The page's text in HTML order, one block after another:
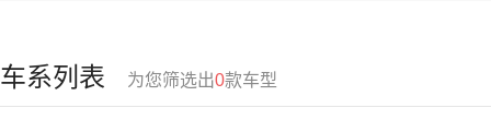
车系列表 为您筛选出0款车型